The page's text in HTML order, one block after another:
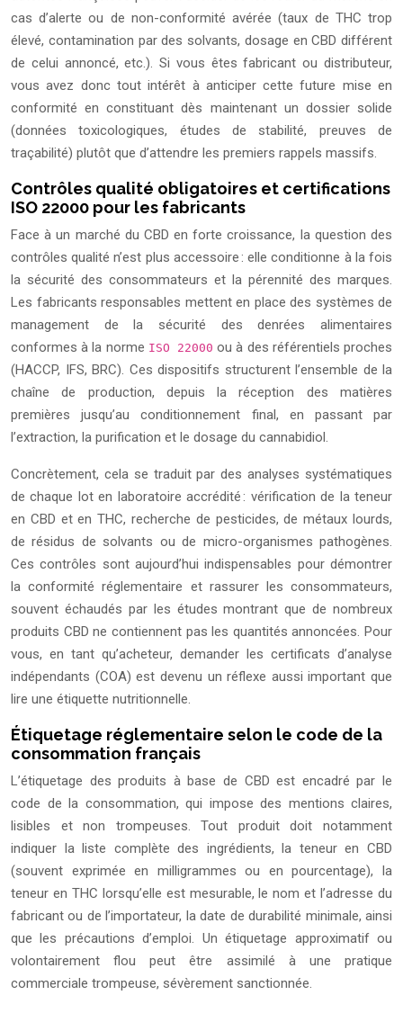
cas d’alerte ou de non-conformité avérée (taux de THC trop
élevé, contamination par des solvants, dosage en CBD différent
de celui annoncé, etc.). Si vous êtes fabricant ou distributeur,
vous avez donc tout intérêt à anticiper cette future mise en
conformité en constituant dès maintenant un dossier solide
(données toxicologiques, études de stabilité, preuves de
traçabilité) plutôt que d’attendre les premiers rappels massifs.
Contrôles qualité obligatoires et certifications
ISO 22000 pour les fabricants
Face à un marché du CBD en forte croissance, la question des
contrôles qualité n’est plus accessoire : elle conditionne à la fois
la sécurité des consommateurs et la pérennité des marques.
Les fabricants responsables mettent en place des systèmes de
management de la sécurité des denrées alimentaires
conformes à la norme ISO 22000 ou à des référentiels proches
(HACCP, IFS, BRC). Ces dispositifs structurent l’ensemble de la
chaîne de production, depuis la réception des matières
premières jusqu’au conditionnement final, en passant par
l’extraction, la purification et le dosage du cannabidiol.
Concrètement, cela se traduit par des analyses systématiques
de chaque lot en laboratoire accrédité : vérification de la teneur
en CBD et en THC, recherche de pesticides, de métaux lourds,
de résidus de solvants ou de micro-organismes pathogènes.
Ces contrôles sont aujourd’hui indispensables pour démontrer
la conformité réglementaire et rassurer les consommateurs,
souvent échaudés par les études montrant que de nombreux
produits CBD ne contiennent pas les quantités annoncées. Pour
vous, en tant qu’acheteur, demander les certificats d’analyse
indépendants (COA) est devenu un réflexe aussi important que
lire une étiquette nutritionnelle.
Étiquetage réglementaire selon le code de la
consommation français
L’étiquetage des produits à base de CBD est encadré par le
code de la consommation, qui impose des mentions claires,
lisibles et non trompeuses. Tout produit doit notamment
indiquer la liste complète des ingrédients, la teneur en CBD
(souvent exprimée en milligrammes ou en pourcentage), la
teneur en THC lorsqu’elle est mesurable, le nom et l’adresse du
fabricant ou de l’importateur, la date de durabilité minimale, ainsi
que les précautions d’emploi. Un étiquetage approximatif ou
volontairement flou peut être assimilé à une pratique
commerciale trompeuse, sévèrement sanctionnée.